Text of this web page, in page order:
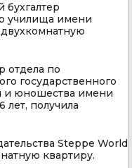
училища имени
отдела по
государственного
и юношества имени
лет, получила
Steppe World
квартиру.